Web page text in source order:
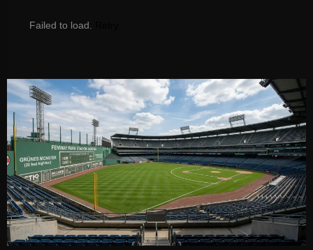
Failed to load.